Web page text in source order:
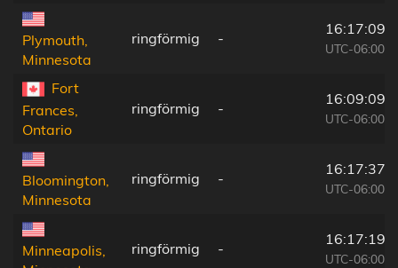
Plymouth,
Minnesota
ringförmig -
16:17:09
UTC-06:00
Fort
Frances,
Ontario
ringförmig -
16:09:09
UTC-06:00
Bloomington,
Minnesota
ringförmig -
16:17:37
UTC-06:00
Minneapolis,
ringförmig -
16:17:19
UTC-06:00